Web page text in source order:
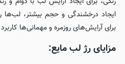
ایجاد درخشندگی و حجم بیشتر، لب‌ها
برای آرایش‌های روزمره و مهمانی‌ها کاربرد
مزایای رژ لب مایع: